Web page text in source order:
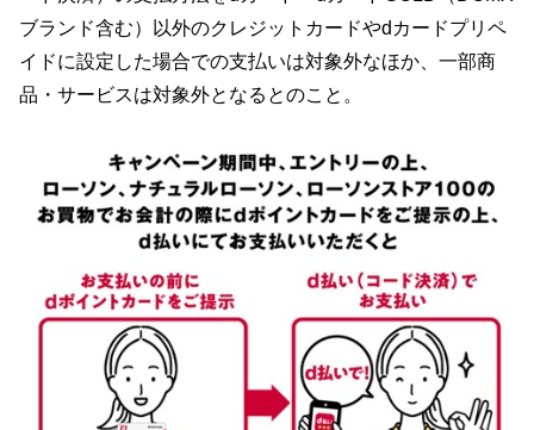
ブランド含む）以外のクレジットカードやdカードプリペ
イドに設定した場合での支払いは対象外なほか、一部商
品・サービスは対象外となるとのこと。